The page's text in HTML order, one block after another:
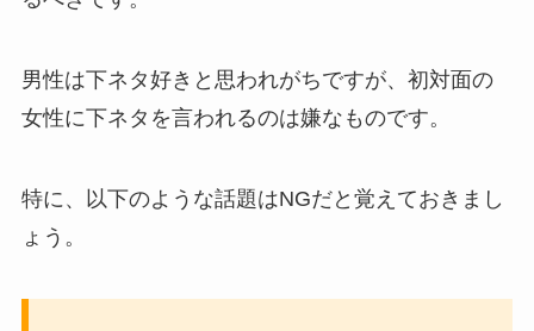
男性は下ネタ好きと思われがちですが、初対面の
女性に下ネタを言われるのは嫌なものです。
特に、以下のような話題はNGだと覚えておきまし
ょう。